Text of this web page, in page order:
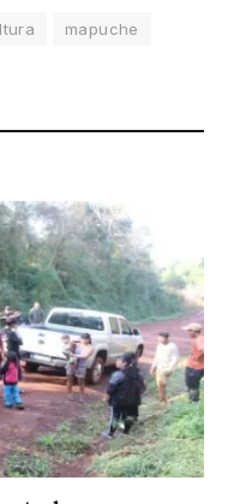
mapuche